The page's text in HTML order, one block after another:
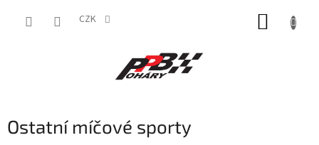
CZK
Ostatní míčové sporty